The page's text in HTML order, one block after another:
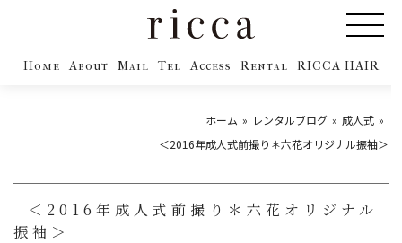
Home About Mail Tel Access Rental RICCA HAIR
ホーム レンタルブログ
成人式
＜2016年成人式前撮り＊六花オリジナル振袖＞
＜2016年成人式前撮り＊六花オリジナル
振袖＞